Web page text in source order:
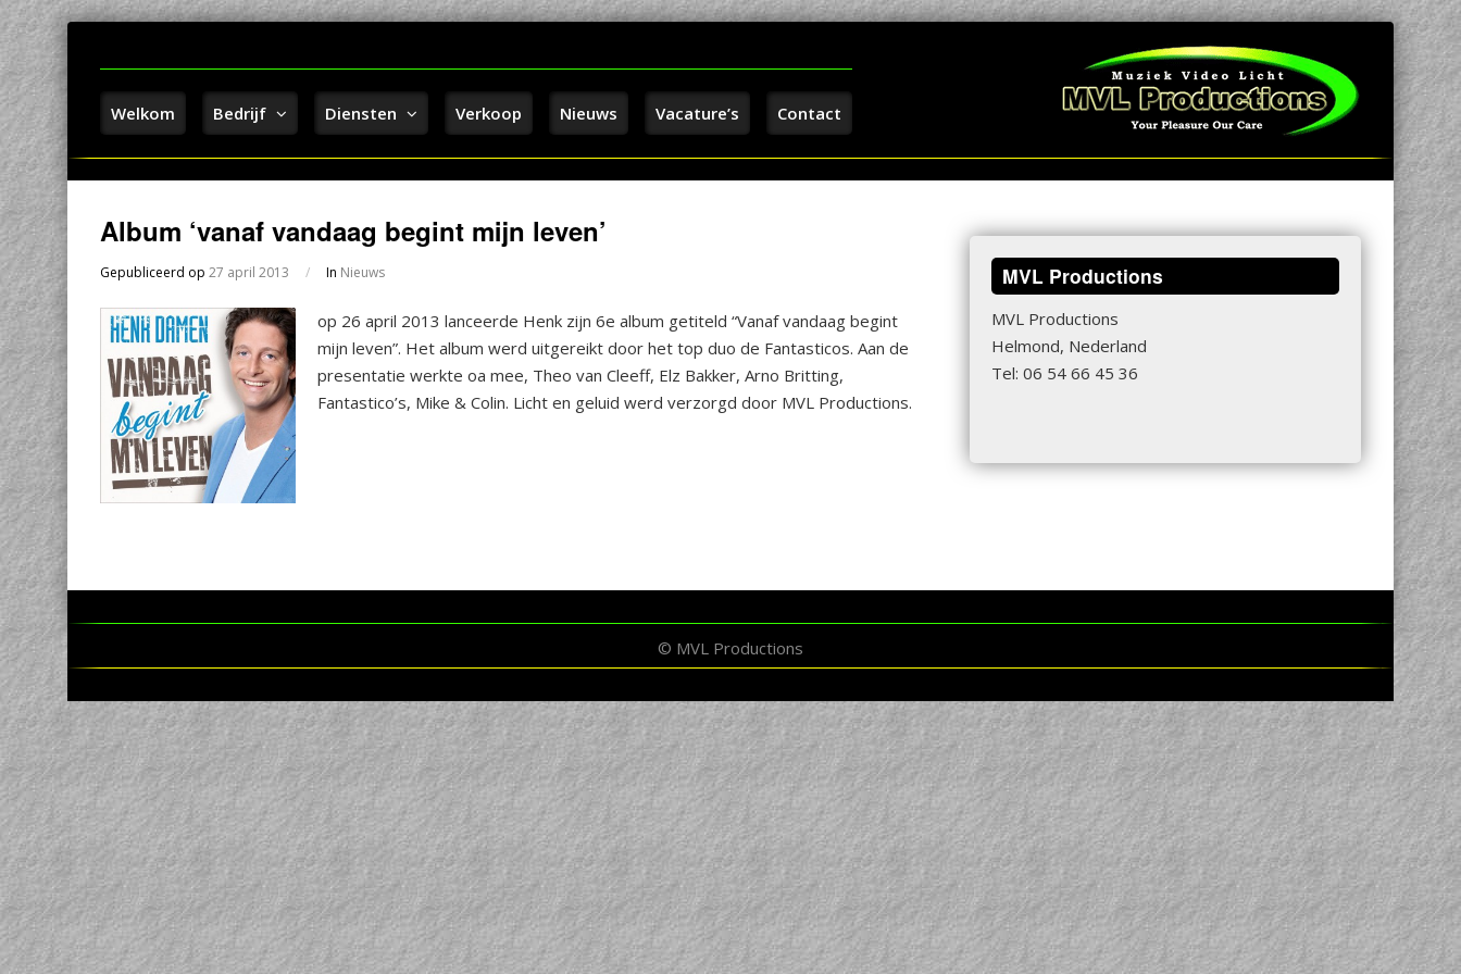
Welkom Bedrijf Diensten Verkoop Nieuws Vacature’s Contact
Album ‘vanaf vandaag begint mijn leven’
Gepubliceerd op 27 april 2013 / In Nieuws
op 26 april 2013 lanceerde Henk zijn 6e album getiteld “Vanaf vandaag begint
mijn leven”. Het album werd uitgereikt door het top duo de Fantasticos. Aan de
presentatie werkte oa mee, Theo van Cleeff, Elz Bakker, Arno Britting,
Fantastico’s, Mike & Colin. Licht en geluid werd verzorgd door MVL Productions.
MVL Productions
MVL Productions
Helmond, Nederland
Tel: 06 54 66 45 36
© MVL Productions